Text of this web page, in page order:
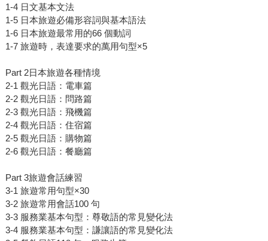
1-4 日文基本文法
1-5 日本旅遊必備形容詞與基本語法
1-6 日本旅遊最常用的66 個動詞
1-7 旅遊時，表達要求的萬用句型×5
Part 2日本旅遊各種情境
2-1 觀光日語：電車篇
2-2 觀光日語：問路篇
2-3 觀光日語：飛機篇
2-4 觀光日語：住宿篇
2-5 觀光日語：購物篇
2-6 觀光日語：餐廳篇
Part 3旅遊會話練習
3-1 旅遊常用句型×30
3-2 旅遊常用會話100 句
3-3 服務業基本句型：尊敬語的常見變化法
3-4 服務業基本句型：謙讓語的常見變化法